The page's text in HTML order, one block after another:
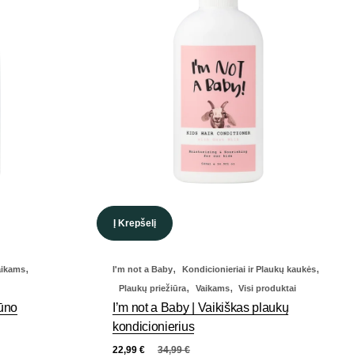
,
Į Krepšelį
I'm not a Baby, Kondicionieriai ir Plaukų kaukės,
Plaukų priežiūra, Vaikams, Visi produktai
I’m not a Baby | Vaikiškas plaukų
kondicionierius
34,99€
22,99 €